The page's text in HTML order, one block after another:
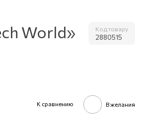
World»
Код товару
2880515
К сравнению В желания